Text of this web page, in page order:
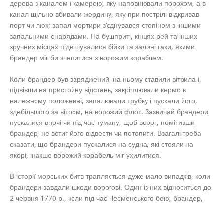
дерева з каналом і камерою, яку наповнювали порохом, а в
канал щільно вбивали жердину, яку при пострілі відкривав
порт чи люк; запал мортири з’єднувався стопіном з іншими
запальними снарядами. На бушприті, кінцях рей та інших
зручних місцях підвішувалися бійки та залізні гаки, якими
брандер міг би зчепитися з ворожим кораблем.
Коли брандер був заряджений, на ньому ставили вітрила і,
підвівши на пристойну відстань, закріплювали кермо в
належному положенні, запалювали трубку і пускали його,
здебільшого за вітром, на ворожий флот. Зазвичай брандери
пускалися вночі чи під час туману, щоб ворог, помітивши
брандер, не встиг його відвести чи потопити. Взагалі треба
сказати, що брандери пускалися на судна, які стояли на
якорі, інакше ворожий корабель міг ухилитися.
В історії морських битв трапляється дуже мало випадків, коли
брандери завдали шкоди ворогові. Один із них відноситься до
2 червня 1770 р., коли під час Чесменського бою, брандер,